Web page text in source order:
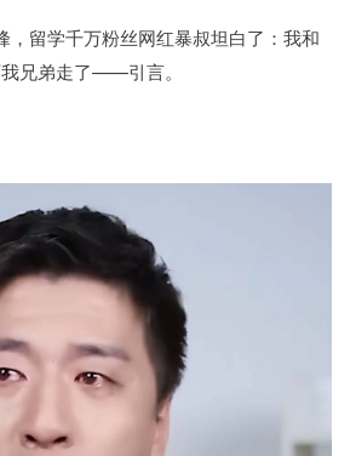
，留学千万粉丝网红暴叔坦白了：我和
兄弟走了——引言。